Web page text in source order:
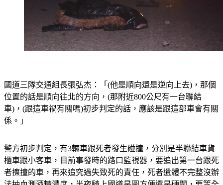
國道三隊交通組長張弘杰：「(他是順向還是逆向上去)，那個
位置的話是順向往北的方向，(那附近800公尺有一台聯結
車)，(跟這車禍有關嗎)初步判定的話，應該是跟這部車會有關
係。」
警方初步判定，有3輛車跟死者發生碰撞，分別是半聯結車貨
櫃車跟小客車，目前事發時的路口監視器，要追出第一台跟死
者擦撞的車，再來追究過失致死的責任，死者遺體不完整沒辦